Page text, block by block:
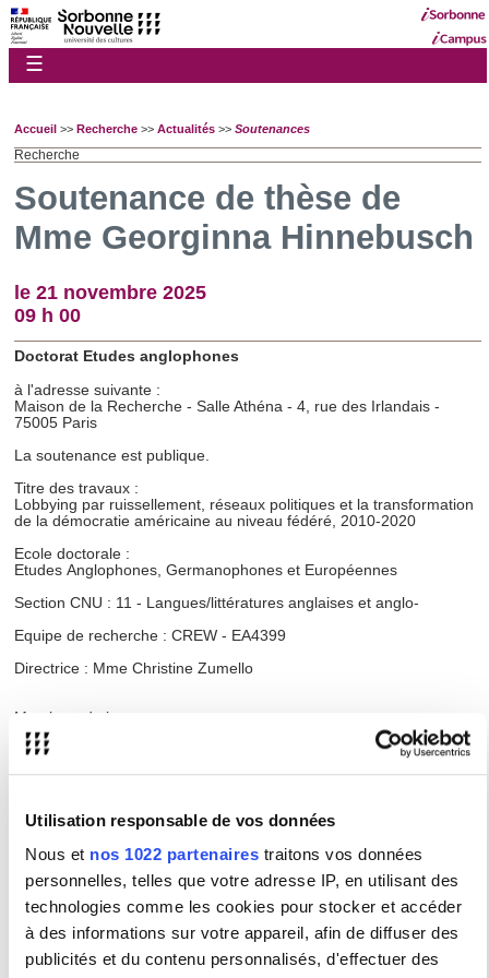
Utilisation responsable de vos données
Nous et nos 1022 partenaires traitons vos données
personnelles, telles que votre adresse IP, en utilisant des
technologies comme les cookies pour stocker et accéder
à des informations sur votre appareil, afin de diffuser des
publicités et du contenu personnalisés, d'effectuer des
☰
Accueil >> Recherche >> Actualités >> Soutenances
Recherche
Soutenance de thèse de
Mme Georginna Hinnebusch
le 21 novembre 2025
09 h 00
Doctorat Etudes anglophones
à l'adresse suivante :
Maison de la Recherche - Salle Athéna - 4, rue des Irlandais -
75005 Paris
La soutenance est publique.
Titre des travaux :
Lobbying par ruissellement, réseaux politiques et la transformation
de la démocratie américaine au niveau fédéré, 2010-2020
Ecole doctorale :
Etudes Anglophones, Germanophones et Européennes
Section CNU : 11 - Langues/littératures anglaises et anglo-
Equipe de recherche : CREW - EA4399
Directrice : Mme Christine Zumello
Membres du jury
Mme Coste Françoise, Professeur des universités
Directrice de l'Observatoire Amérique du Nord de l'Institut Jean-
M. Sparrow James, Professeur des universités
Université de Chicago (USA)
M. Vergniolle de Chantal François, Professeur des universités